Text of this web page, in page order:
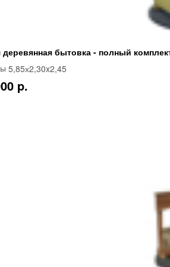
деревянная бытовка - полный
5,85х2,30x2,45
p.